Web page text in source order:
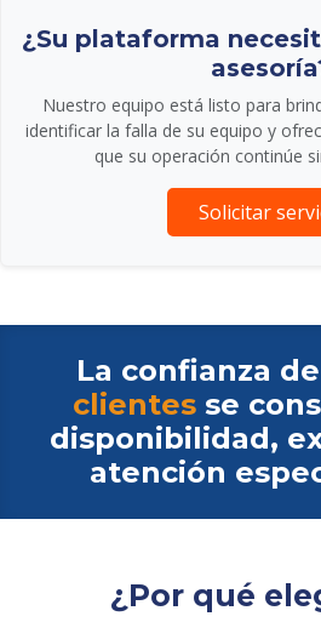
¿Su plataforma
Nuestro equipo está listo para
identificar la falla de su equipo y
que su operación continúe
Solicitar
La confianza de
clientes se
disponibilidad,
atención
¿Por qué